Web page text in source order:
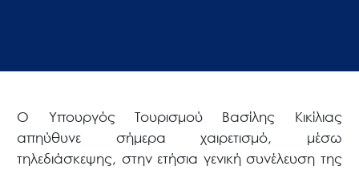
Ο Υπουργός Τουρισμού Βασίλης Κικίλιας
απηύθυνε σήμερα χαιρετισμό, μέσω
τηλεδιάσκεψης, στην ετήσια γενική συνέλευση της